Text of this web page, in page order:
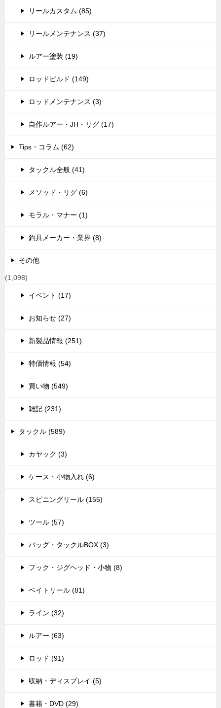
リールカスタム (85)
リールメンテナンス (37)
ルアー塗装 (19)
ロッドビルド (149)
ロッドメンテナンス (3)
自作ルアー・JH・リグ (17)
Tips・コラム (62)
タックル全般 (41)
メソッド・リグ (6)
モラル・マナー (1)
釣具メーカー・業界 (8)
その他
(1,098)
イベント (17)
お知らせ (27)
新製品情報 (251)
特価情報 (54)
買い物 (549)
雑記 (231)
タックル (589)
カヤック (3)
ケース・小物入れ (6)
スピニングリール (155)
ツール (57)
バッグ・タックルBOX (3)
フック・ジグヘッド・小物 (8)
ベイトリール (81)
ライン (32)
ルアー (63)
ロッド (91)
収納・ディスプレイ (5)
書籍・DVD (29)